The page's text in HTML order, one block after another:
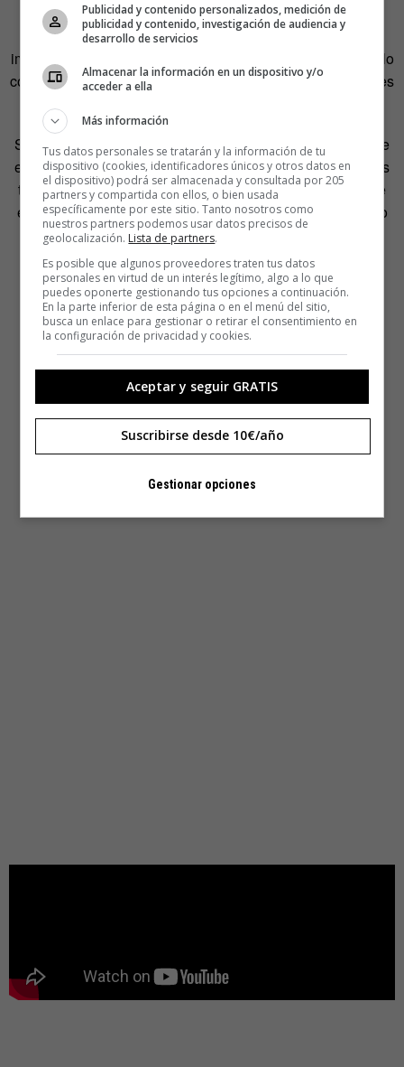
Changhong H2 podría suponer un avance tecnológico
impresionante. Resulta sorprendente como algo tan sencillo
como un teléfono móvil pueda ayudar a resolver semejantes
Sin embargo, más sorprende resulta que una empresa que
es capaz de generar esa tecnología puntera, utilice tópicos
tan rancios como los que usa en su promoción: el hombre
es el que utiliza el móvil en el gimnasio y la mujer, cuando
va a hacer la compra. El avance es tecnológico, sí. En
igualdad, ya tal.
Publicidad y contenido personalizados, medición de
publicidad y contenido, investigación de audiencia y
desarrollo de servicios
Almacenar la información en un dispositivo y/o
acceder a ella
Más información
Tus datos personales se tratarán y la información de tu
dispositivo (cookies, identificadores únicos y otros datos en
el dispositivo) podrá ser almacenada y consultada por 205
partners y compartida con ellos, o bien usada
específicamente por este sitio. Tanto nosotros como
nuestros partners podemos usar datos precisos de
geolocalización. Lista de partners.
Es posible que algunos proveedores traten tus datos
personales en virtud de un interés legítimo, algo a lo que
puedes oponerte gestionando tus opciones a continuación.
En la parte inferior de esta página o en el menú del sitio,
busca un enlace para gestionar o retirar el consentimiento en
la configuración de privacidad y cookies.
Aceptar y seguir GRATIS
Suscribirse desde 10€/año
Gestionar opciones